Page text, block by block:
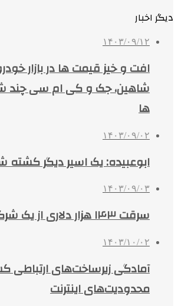
دیگر اخبار
۱۴۰۳/۰۹/۱۲
افت و خیز قیمت ها در بازار
شاهین، جک و کی ام سی چند
ها
۱۴۰۳/۰۹/۰۲
ابوعبیده: یک اسیر دیگر کشته
۱۴۰۳/۰۹/۰۳
سرقت ۱۴۳ هزار دلاری از یک شرکت خصوصی
۱۴۰۳/۱۰/۰۲
آمادگی زیرساخت‌های ارتباطی
محدودیت‌های اینترنت